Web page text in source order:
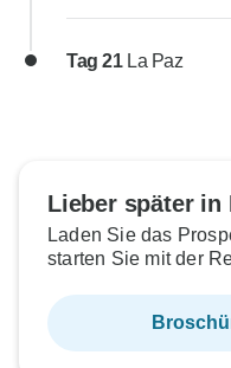
Tag 21 La Paz
Lieber später in
Laden Sie das
starten Sie mit der